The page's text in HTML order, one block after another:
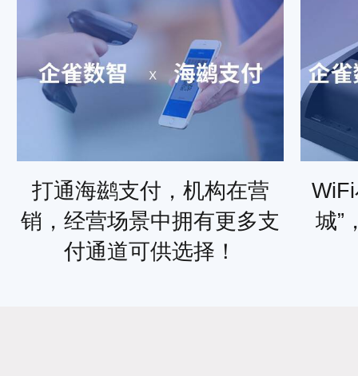
打通海鹚支付，机构在营
销，经营场景中拥有更多支
付通道可供选择！
城”